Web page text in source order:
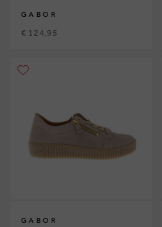
GABOR
€ 124,95
GABOR